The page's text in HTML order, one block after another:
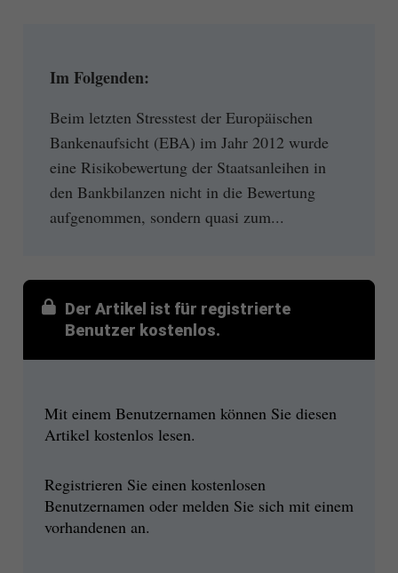
Im Folgenden:
Beim letzten Stresstest der Europäischen
Bankenaufsicht (EBA) im Jahr 2012 wurde
eine Risikobewertung der Staatsanleihen in
den Bankbilanzen nicht in die Bewertung
aufgenommen, sondern quasi zum...
Der Artikel ist für registrierte
Benutzer kostenlos.
Mit einem Benutzernamen können Sie diesen
Artikel kostenlos lesen.
Registrieren Sie einen kostenlosen
Benutzernamen oder melden Sie sich mit einem
vorhandenen an.